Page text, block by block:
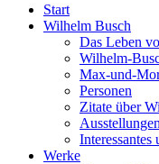
Start
Wilhelm Busch
Das Leben
Wilhelm-
Max-und-
Personen
Zitate über
Ausstellungen
Werke